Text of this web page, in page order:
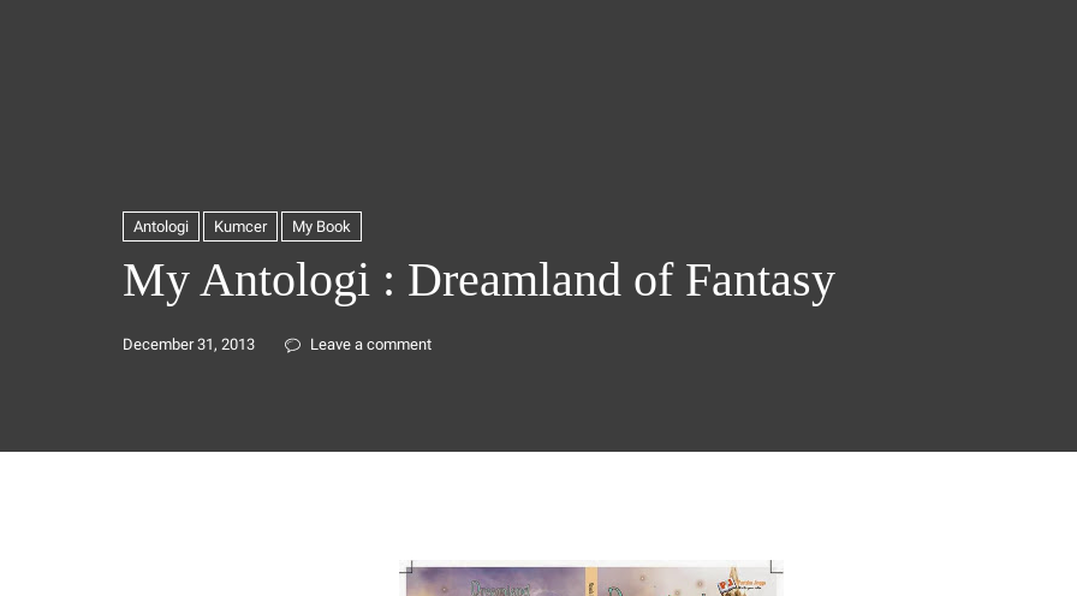
Antologi Kumcer My Book
My Antologi : Dreamland of Fantasy
December 31, 2013 Leave a comment